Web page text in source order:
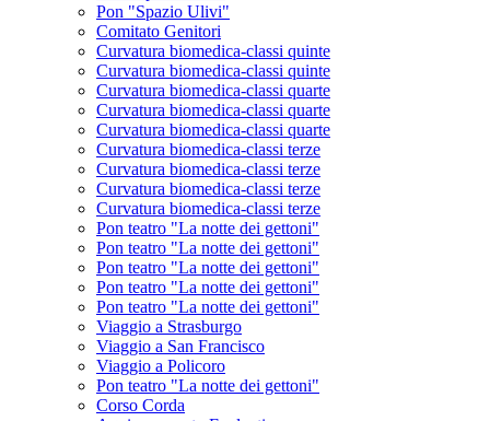
Pon "Spazio Ulivi"
Comitato Genitori
Curvatura biomedica-classi quinte
Curvatura biomedica-classi quinte
Curvatura biomedica-classi quarte
Curvatura biomedica-classi quarte
Curvatura biomedica-classi quarte
Curvatura biomedica-classi terze
Curvatura biomedica-classi terze
Curvatura biomedica-classi terze
Curvatura biomedica-classi terze
Pon teatro "La notte dei gettoni"
Pon teatro "La notte dei gettoni"
Pon teatro "La notte dei gettoni"
Pon teatro "La notte dei gettoni"
Pon teatro "La notte dei gettoni"
Viaggio a Strasburgo
Viaggio a San Francisco
Viaggio a Policoro
Pon teatro "La notte dei gettoni"
Corso Corda